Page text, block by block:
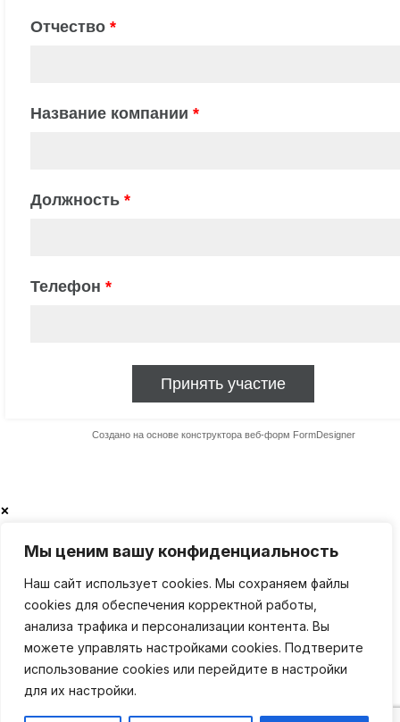
Мы ценим вашу конфиденциальность
Наш сайт использует cookies. Мы сохраняем файлы
cookies для обеспечения корректной работы,
анализа трафика и персонализации контента. Вы
можете управлять настройками cookies. Подтверите
использование cookies или перейдите в настройки
для их настройки.
×